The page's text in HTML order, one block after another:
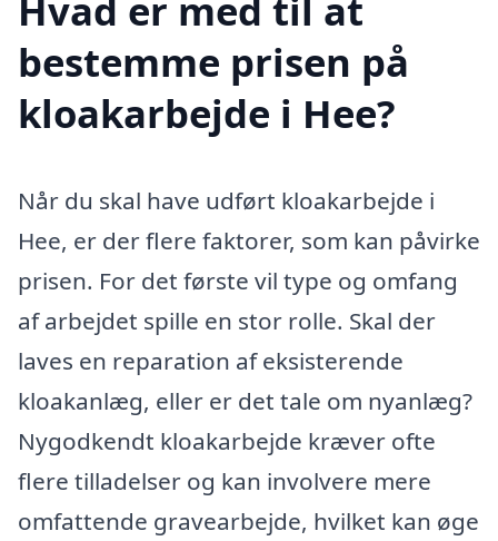
Hvad er med til at
bestemme prisen på
kloakarbejde i Hee?
Når du skal have udført kloakarbejde i
Hee, er der flere faktorer, som kan påvirke
prisen. For det første vil type og omfang
af arbejdet spille en stor rolle. Skal der
laves en reparation af eksisterende
kloakanlæg, eller er det tale om nyanlæg?
Nygodkendt kloakarbejde kræver ofte
flere tilladelser og kan involvere mere
omfattende gravearbejde, hvilket kan øge